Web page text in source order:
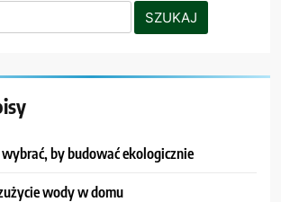
wybrać, by budować ekologicznie
wody w domu